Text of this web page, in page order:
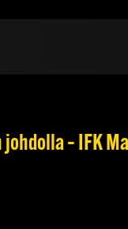
johdolla – IFK